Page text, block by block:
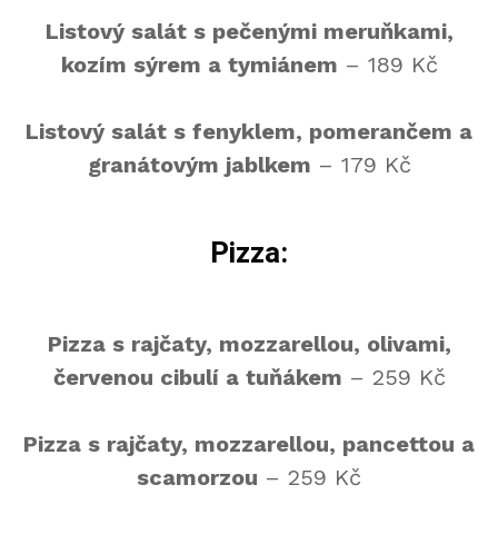
Listový salát s pečenými meruňkami,
kozím sýrem a tymiánem – 189 Kč
Listový salát s fenyklem, pomerančem a
granátovým jablkem – 179 Kč
Pizza:
Pizza s rajčaty, mozzarellou, olivami,
červenou cibulí a tuňákem – 259 Kč
Pizza s rajčaty, mozzarellou, pancettou a
scamorzou – 259 Kč